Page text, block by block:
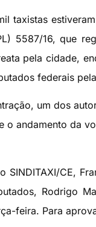
taxistas
5587/16, que
pela cidade,
federais
um dos
o andamento da
SINDITAXI/CE,
Rodrigo
feira. Para